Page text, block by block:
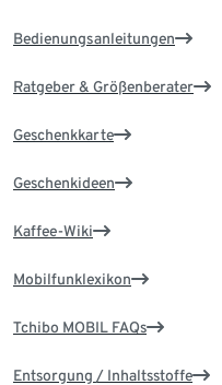
Bedienungsanleitungen
Ratgeber & Größenberater
Geschenkkarte
Geschenkideen
Kaffee-Wiki
Mobilfunklexikon
Tchibo MOBIL FAQs
Entsorgung / Inhaltsstoffe